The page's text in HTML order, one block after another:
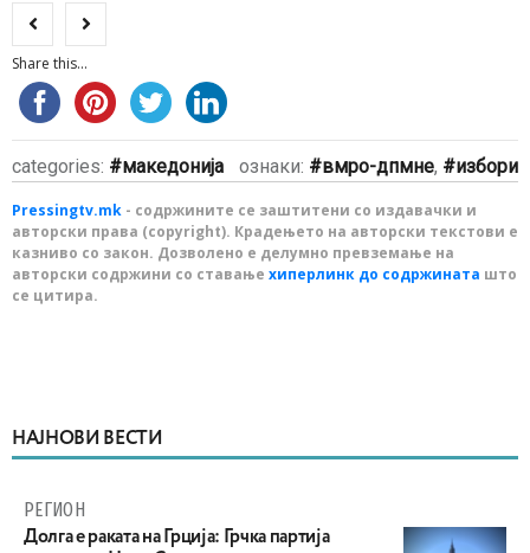
Share this...
categories: македонија ознаки: вмро-дпмне, избори
Pressingtv.mk - содржините се заштитени со издавачки и
авторски права (copyright). Крадењето на авторски текстови е
казниво со закон. Дозволено е делумно превземање на
авторски содржини со ставање хиперлинк до содржината што
се цитира.
НАЈНОВИ ВЕСТИ
РЕГИОН
Долга е раката на Грција: Грчка партија